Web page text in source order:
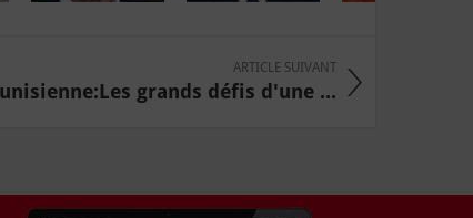
ARTICLE SUIVANT
grands défis d'une ...